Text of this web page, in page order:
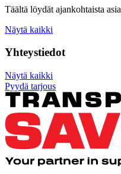
Täältä löydät ajankohtaista
Näytä kaikki
Yhteystiedot
Näytä kaikki
Pyydä tarjous